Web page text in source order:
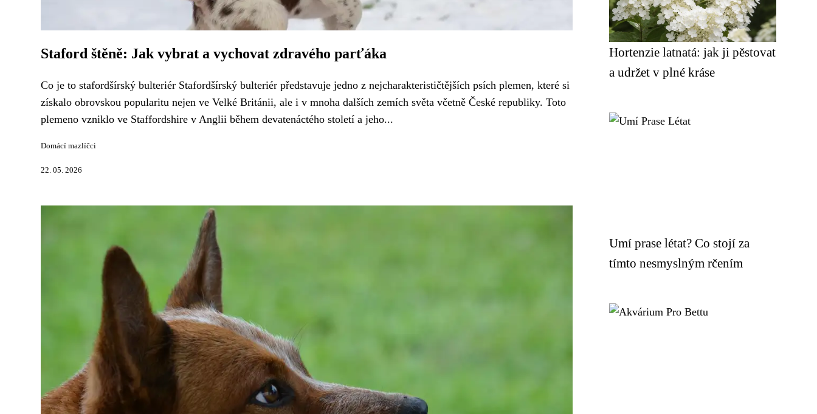
Staford štěně: Jak vybrat a vychovat zdravého parťáka
Co je to stafordšírský bulteriér Stafordšírský bulteriér představuje jedno z nejcharakterističtějších psích plemen, které si
získalo obrovskou popularitu nejen ve Velké Británii, ale i v mnoha dalších zemích světa včetně České republiky. Toto
plemeno vzniklo ve Staffordshire v Anglii během devatenáctého století a jeho...
Domácí mazlíčci
22. 05. 2026
Hortenzie latnatá: jak ji pěstovat
a udržet v plné kráse
Umí prase létat? Co stojí za
tímto nesmyslným rčením